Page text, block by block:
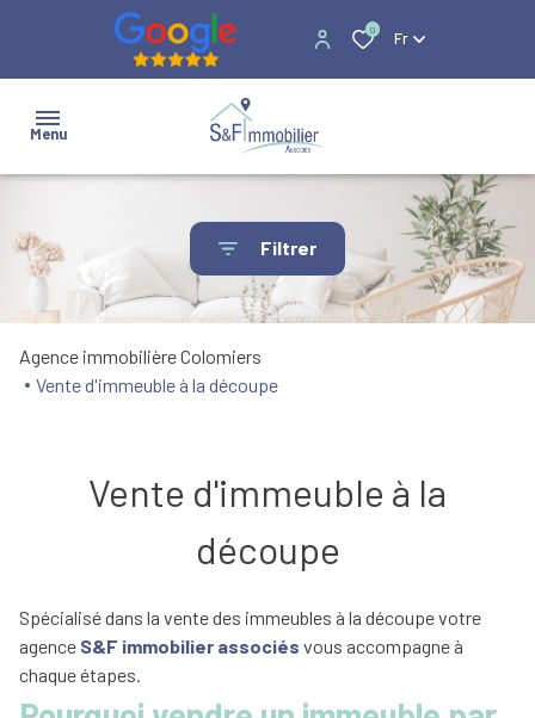
0 Fr
Menu
locations
professionnels
- Locations
- Ventes
Investissement
foncière
à la
découpe
équipe
contact
Filtrer
Agence immobilière Colomiers
Vente d'immeuble à la découpe
Vente d'immeuble à la
découpe
Spécialisé dans la vente des immeubles à la découpe votre
agence S&F immobilier associés vous accompagne à
chaque étapes.